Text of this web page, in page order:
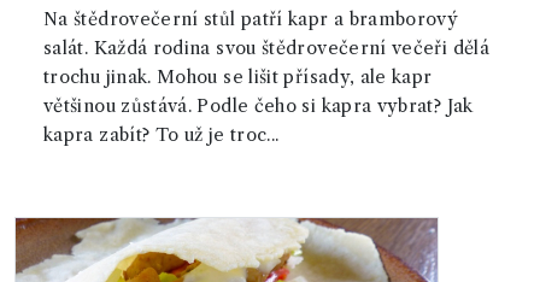
Na štědrovečerní stůl patří kapr a bramborový
salát. Každá rodina svou štědrovečerní večeři dělá
trochu jinak. Mohou se lišit přísady, ale kapr
většinou zůstává. Podle čeho si kapra vybrat? Jak
kapra zabít? To už je troc...